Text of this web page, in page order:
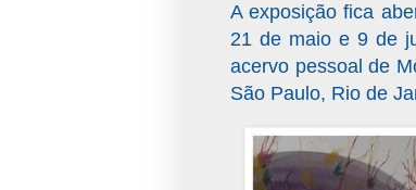
A exposição fica
21 de maio e 9 de
acervo pessoal de
São Paulo, Rio de